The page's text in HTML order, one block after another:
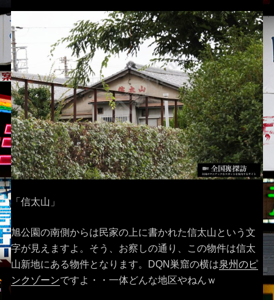
「信太山」
旭公園の南側からは民家の上に書かれた信太山という文
字が見えますよ。そう、お察しの通り、この物件は信太
山新地にある物件となります。DQN巣窟の横は泉州のピ
ンクゾーンですよ・・一体どんな地区やねんｗ